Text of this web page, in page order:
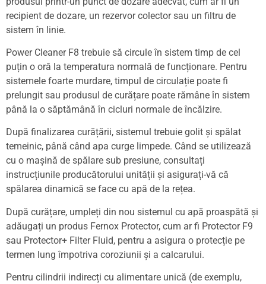
recipient de dozare, un rezervor colector sau un filtru de
sistem în linie.
Power Cleaner F8 trebuie să circule în sistem timp de cel
puțin o oră la temperatura normală de funcționare. Pentru
sistemele foarte murdare, timpul de circulație poate fi
prelungit sau produsul de curățare poate rămâne în sistem
până la o săptămână în cicluri normale de încălzire.
După finalizarea curățării, sistemul trebuie golit și spălat
temeinic, până când apa curge limpede. Când se utilizează
cu o mașină de spălare sub presiune, consultați
instrucțiunile producătorului unității și asigurați-vă că
spălarea dinamică se face cu apă de la rețea.
După curățare, umpleți din nou sistemul cu apă proaspătă și
adăugați un produs Fernox Protector, cum ar fi Protector F9
sau Protector+ Filter Fluid, pentru a asigura o protecție pe
termen lung împotriva coroziunii și a calcarului.
Pentru cilindrii indirecți cu alimentare unică (de exemplu,